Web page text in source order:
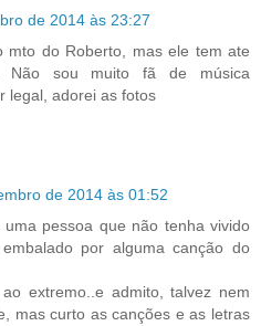
de 2014 às 23:27
mto do Roberto, mas ele tem ate
Não sou muito fã de música
legal, adorei as fotos
de 2014 às 01:52
pessoa que não tenha vivido
por alguma canção do
extremo..e admito, talvez nem
mas curto as canções e as letras